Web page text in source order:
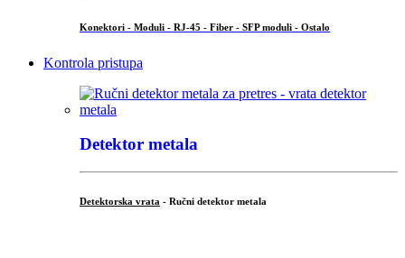
Konektori - Moduli - RJ-45 - Fiber - SFP moduli - Ostalo
Kontrola pristupa
Detektor metala
Detektorska vrata - Ručni detektor metala